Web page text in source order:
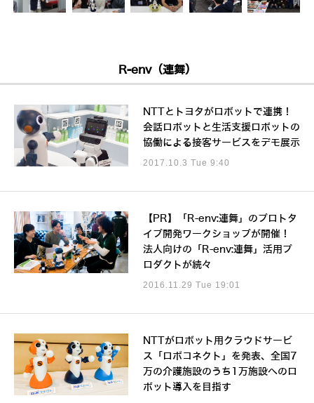
R-env（連舞）
NTTとトヨタがロボットで連携！
会話ロボットと生活支援ロボットの
協働による接客サービスをデモ展示
2017.10.3 Tue 9:40
【PR】「R-env:連舞」のプロトタ
イプ開発ワークショップが開催！
法人向けの「R-env:連舞」活用プ
ロダクトが続々
2016.11.29 Tue 19:01
NTTがロボット用クラウドサービ
ス「ロボコネクト」を発表、全国7
万の介護施設のうち1万施設へのロ
ボット導入を目指す